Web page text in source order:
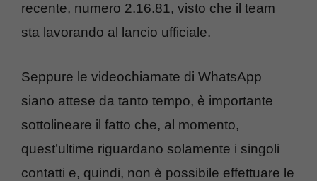
recente, numero 2.16.81, visto che il team
sta lavorando al lancio ufficiale.
Seppure le videochiamate di WhatsApp
siano attese da tanto tempo, è importante
sottolineare il fatto che, al momento,
quest’ultime riguardano solamente i singoli
contatti e, quindi, non è possibile effettuare le